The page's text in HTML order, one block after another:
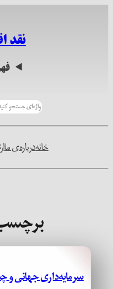
نقد
خانهدرباره‌ی ما
سرمایه‌داری جهانی و